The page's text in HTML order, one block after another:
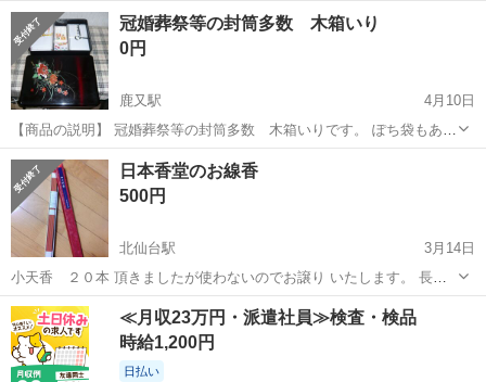
冠婚葬祭等の封筒多数 木箱いり
0円
鹿又駅
4月10日
【商品の説明】 冠婚葬祭等の封筒多数 木箱いりです。 ぽち袋もあり
ます。 木箱大きさ：３４ｃｍ×２５ｃｍ×高７ｃｍ 【商品の状態】 う
るし塗風のきれいな木箱に入れての封筒類です。 冠婚葬祭等の出席が
多いかたに...
宮城 石巻市 鹿又駅 冠婚葬祭
日本香堂のお線香
500円
北仙台駅
3月14日
小天香 ２０本 頂きましたが使わないのでお譲り いたします。 長い
タイプで約38cmほどあります。 燃焼時間は３時間 お盆のご準備にい
かがでしょうか？ 楽天市場で1400円の商品です♪ ファミリーマート荒
巻神明町店...
宮城 仙台市 北仙台駅 冠婚葬祭 線香
≪月収23万円・派遣社員≫検査・検品
時給1,200円
日払い